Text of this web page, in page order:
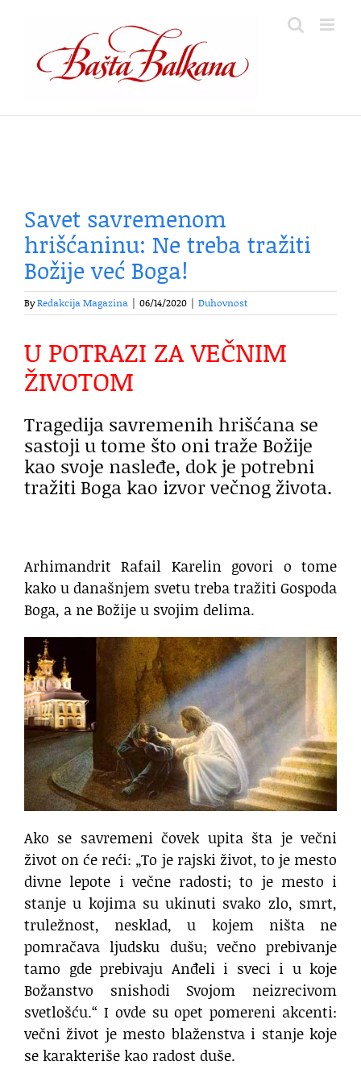
content
Savet savremenom
hrišćaninu: Ne treba tražiti
Božije već Boga!
ByRedakcija Magazina 06/14/2020 Duhovnost
U POTRAZI ZA VEČNIM
ŽIVOTOM
Tragedija savremenih hrišćana se
sastoji u tome što oni traže Božije
kao svoje nasleđe, dok je potrebni
tražiti Boga kao izvor večnog života.
Arhimandrit Rafail Karelin govori o tome
kako u današnjem svetu treba tražiti Gospoda
Boga, a ne Božije u svojim delima.
Ako se savremeni čovek upita šta je večni
život on će reći: „To je rajski život, to je mesto
divne lepote i večne radosti; to je mesto i
stanje u kojima su ukinuti svako zlo, smrt,
truležnost, nesklad, u kojem ništa ne
pomračava ljudsku dušu; večno prebivanje
tamo gde prebivaju Anđeli i sveci i u koje
Božanstvo snishodi Svojom neizrecivom
svetlošću.“ I ovde su opet pomereni akcenti:
večni život je mesto blaženstva i stanje koje
se karakteriše kao radost duše.